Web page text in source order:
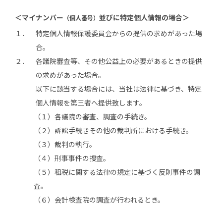
＜マイナンバー （個人番号） 並びに特定個人情報の場合＞
１．
特定個人情報保護委員会からの提供の求めがあった場
合。
２．
各議院審査等、その他公益上の必要があるときの提供
の求めがあった場合。
以下に該当する場合には、当社は法律に基づき、特定
個人情報を第三者へ提供致します。
（１）各議院の審査、調査の手続き。
（２）訴訟手続きその他の裁判所における手続き。
（３）裁判の執行。
（４）刑事事件の捜査。
（５）租税に関する法律の規定に基づく反則事件の調
査。
（６）会計検査院の調査が行われるとき。